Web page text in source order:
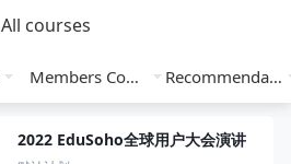
All courses
Members Course Recommendation
2022 EduSoho全球用户大会演讲